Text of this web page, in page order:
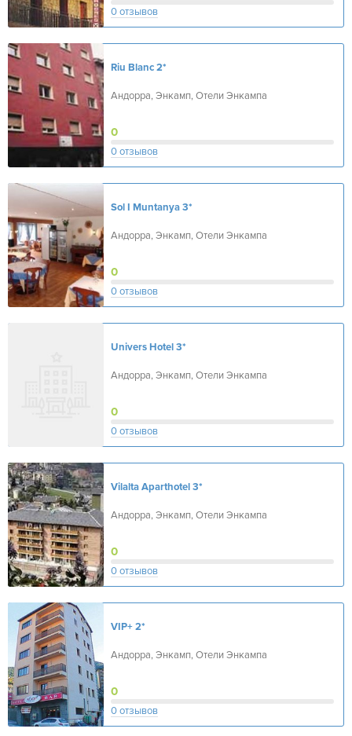
0 отзывов
Riu Blanc2*
Андорра, Энкамп, Отели Энкампа
0
0 отзывов
Sol I Muntanya3*
Андорра, Энкамп, Отели Энкампа
0
0 отзывов
Univers Hotel3*
Андорра, Энкамп, Отели Энкампа
0
0 отзывов
Vilalta Aparthotel3*
Андорра, Энкамп, Отели Энкампа
0
0 отзывов
VIP+2*
Андорра, Энкамп, Отели Энкампа
0
0 отзывов